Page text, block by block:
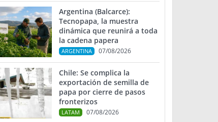
Argentina (Balcarce):
Tecnopapa, la muestra
dinámica que reunirá a toda
la cadena papera
ARGENTINA 07/08/2026
Chile: Se complica la
exportación de semilla de
papa por cierre de pasos
fronterizos
LATAM 07/08/2026